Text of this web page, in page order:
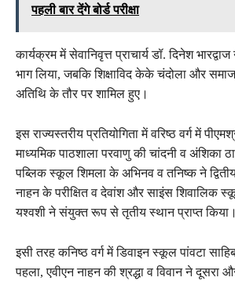
पहली बार देंगे बोर्ड परीक्षा
कार्यक्रम में सेवानिवृत्त प्राचार्य डॉ. दिनेश
भाग लिया, जबकि शिक्षाविद केके चंदोला और
अतिथि के तौर पर शामिल हुए।
इस राज्यस्तरीय प्रतियोगिता में वरिष्ठ वर्ग में
माध्यमिक पाठशाला परवाणु की चांदनी व अंशिका
पब्लिक स्कूल शिमला के अभिनव व तनिष्क ने
नाहन के परीक्षित व देवांश और साइंस शिवालिक
यश्वशी ने संयुक्त रूप से तृतीय स्थान प्राप्त किया।
इसी तरह कनिष्ठ वर्ग में डिवाइन स्कूल पांवटा
पहला, एवीएन नाहन की श्रद्धा व विवान ने